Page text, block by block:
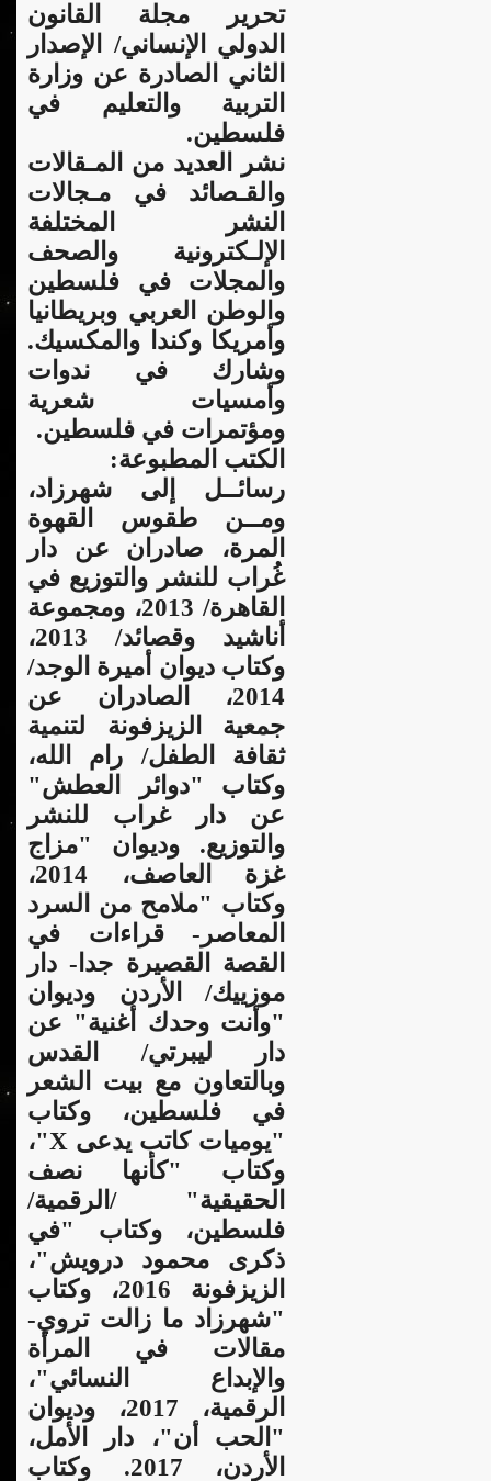
تحرير مجلة القانون
الدولي الإنساني/ الإصدار
الثاني الصادرة عن وزارة
التربية والتعليم في
فلسطين.
نشر العديد من المـقالات
والقـصائد في مـجالات
النشر المختلفة
الإلـكترونية والصحف
والمجلات في فلسطين
والوطن العربي وبريطانيا
وأمريكا وكندا والمكسيك.
وشارك في ندوات
وأمسيات شعرية
ومؤتمرات في فلسطين.
الكتب المطبوعة:
رسائــل إلى شهرزاد،
ومــن طقوس القهوة
المرة، صادران عن دار
غُراب للنشر والتوزيع في
القاهرة/ 2013، ومجموعة
أناشيد وقصائد/ 2013،
وكتاب ديوان أميرة الوجد/
2014، الصادران عن
جمعية الزيزفونة لتنمية
ثقافة الطفل/ رام الله،
وكتاب "دوائر العطش"
عن دار غراب للنشر
والتوزيع. وديوان "مزاج
غزة العاصف، 2014،
وكتاب "ملامح من السرد
المعاصر- قراءات في
القصة القصيرة جدا- دار
موزييك/ الأردن وديوان
"وأنت وحدك أغنية" عن
دار ليبرتي/ القدس
وبالتعاون مع بيت الشعر
في فلسطين، وكتاب
"يوميات كاتب يدعى X"،
وكتاب "كأنها نصف
الحقيقية" /الرقمية/
فلسطين، وكتاب "في
ذكرى محمود درويش"،
الزيزفونة 2016، وكتاب
"شهرزاد ما زالت تروي-
مقالات في المرأة
والإبداع النسائي"،
الرقمية، 2017، وديوان
"الحب أن"، دار الأمل،
الأردن، 2017. وكتاب